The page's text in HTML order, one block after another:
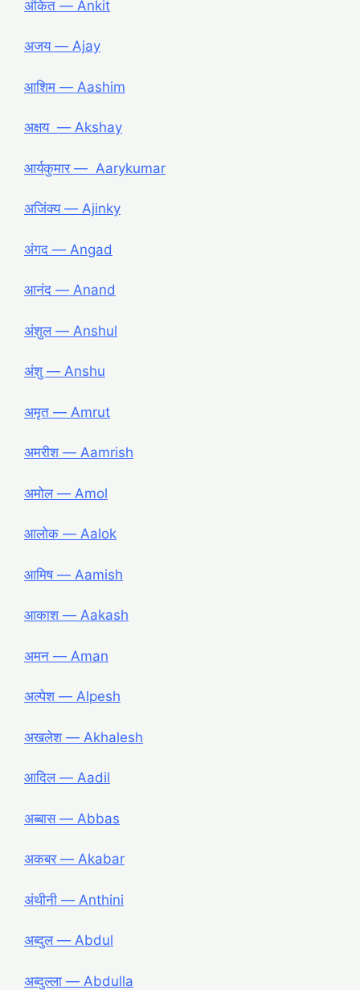
अंकित ― Ankit
अजय ― Ajay
आशिम ― Aashim
अक्षय ― Akshay
आर्यकुमार ― Aarykumar
अजिंक्य ― Ajinky
अंगद ― Angad
आनंद ― Anand
अंशुल ― Anshul
अंशु ― Anshu
अमृत ― Amrut
अमरीश ― Aamrish
अमोल ― Amol
आलोक ― Aalok
आमिष ― Aamish
आकाश ― Aakash
अमन ― Aman
अल्पेश ― Alpesh
अखलेश ― Akhalesh
आदिल ― Aadil
अब्बास ― Abbas
अकबर ― Akabar
अंथीनी ― Anthini
अब्दुल ― Abdul
अब्दुल्ला ― Abdulla